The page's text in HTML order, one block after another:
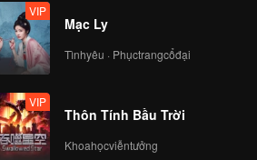
VIP
Mạc Ly
Tìnhyêu · Phụctrangcổđại
VIP
Thôn Tính Bầu Trời
Khoahọcviễntưởng